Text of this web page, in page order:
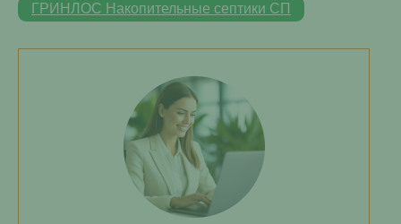
ГРИНЛОС Накопительные септики СП